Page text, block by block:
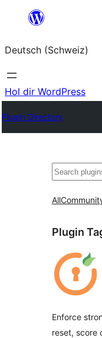
springen
Deutsch (Schweiz)
Hol dir WordPress
Plugin Directory
Suchen
All
Plugin
Enforce
reset, score